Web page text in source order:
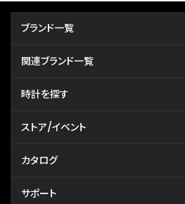
NEW
ブランド一覧
関連ブランド一覧
時計を探す
ストア/イベント
カタログ
サポート